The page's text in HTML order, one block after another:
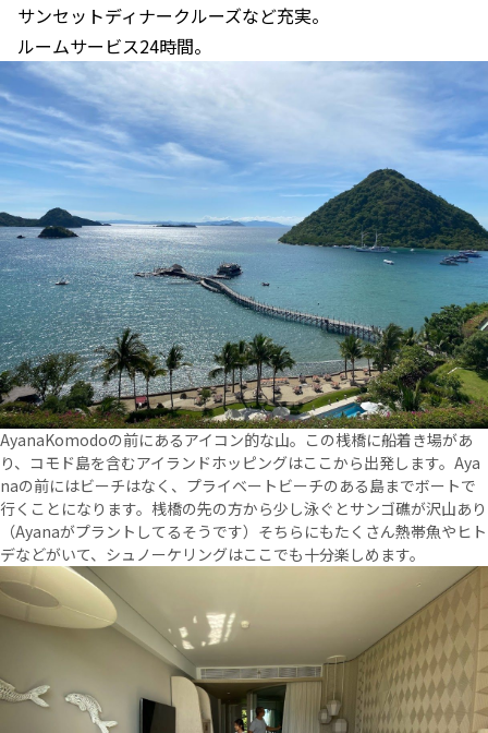
サンセットディナークルーズなど充実。
ルームサービス24時間。
AyanaKomodoの前にあるアイコン的な山。この桟橋に船着き場があ
り、コモド島を含むアイランドホッピングはここから出発します。Aya
naの前にはビーチはなく、プライベートビーチのある島までボートで
行くことになります。桟橋の先の方から少し泳ぐとサンゴ礁が沢山あり
（Ayanaがプラントしてるそうです）そちらにもたくさん熱帯魚やヒト
デなどがいて、シュノーケリングはここでも十分楽しめます。